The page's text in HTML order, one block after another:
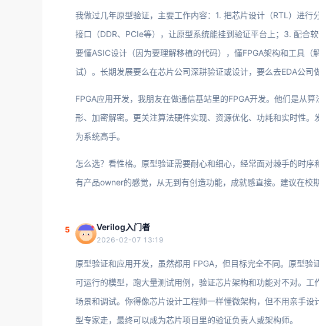
我做过几年原型验证，主要工作内容：1. 把芯片设计（RTL）进
接口（DDR、PCIe等），让原型系统能挂到验证平台上；3. 配合
要懂ASIC设计（因为要理解移植的代码），懂FPGA架构和工具
试）。长期发展要么在芯片公司深耕验证或设计，要么去EDA公司
FPGA应用开发，我朋友在做通信基站里的FPGA开发。他们是从
形、加密解密。更关注算法硬件实现、资源优化、功耗和实时性
为系统高手。
怎么选？看性格。原型验证需要耐心和细心，经常面对棘手的时
有产品owner的感觉，从无到有创造功能，成就感直接。建议在校
5 Verilog入门者
2026-02-07 13:19
原型验证和应用开发，虽然都用 FPGA，但目标完全不同。原型验
可运行的模型，跑大量测试用例，验证芯片架构和功能对不对。
场景和调试。你得像芯片设计工程师一样懂微架构，但不用亲手
型专家走，最终可以成为芯片项目里的验证负责人或架构师。